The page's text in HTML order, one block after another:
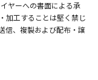
ヤーへの書面による承
加工することは堅く禁じ
信、複製および配布・譲